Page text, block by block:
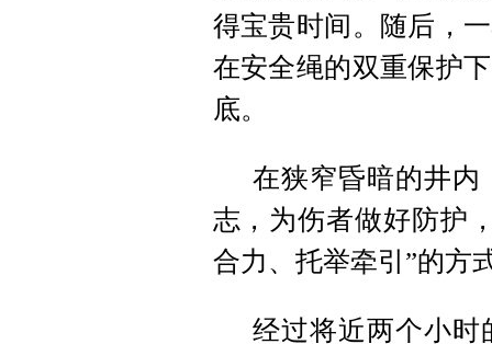
得宝贵时间。随后，
在安全绳的双重保护
底。
在狭窄昏暗的井内
志，为伤者做好防护
合力、托举牵引”的方
经过将近两个小时